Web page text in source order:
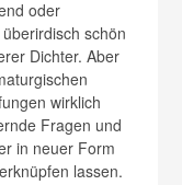
oder
schön
Dichter. Aber
wirklich
Fragen und
in neuer Form
lassen.